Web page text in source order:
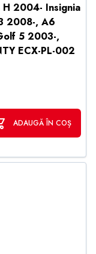
2004- Insignia
2008-, A6
5 2003-,
ECX-PL-002
ADAUGĂ ÎN COȘ